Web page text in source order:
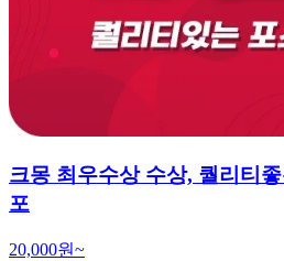
크몽 최우수상 수상, 퀄리티
포
20,000원~